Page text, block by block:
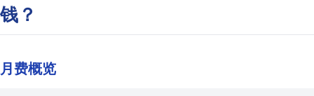
钱？
月费概览